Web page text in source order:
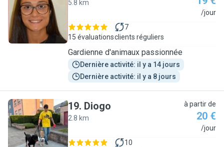
L
5.8 km
/jour
15 évaluations
7
clients réguliers
Gardienne d'animaux passionnée
Dernière activité: il y a 14 jours
Dernière activité: il y a 8 jours
D
19. Diogo
2.8 km
à partir de
20 €
/jour
10